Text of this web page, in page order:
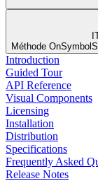
Méthode
Introduction
Guided Tour
API Reference
Visual Components
Licensing
Installation
Distribution
Specifications
Frequently Asked
Release Notes